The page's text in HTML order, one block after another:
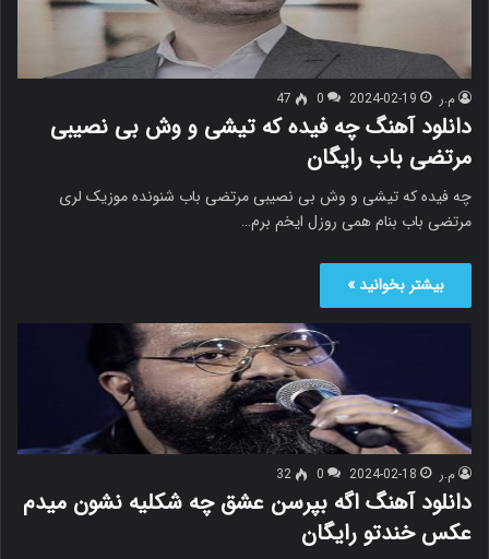
م.ر 2024-02-19
0
47
دانلود آهنگ چه فیده که تیشی و وش بی نصیبی
مرتضی باب رایگان
چه فیده که تیشی و وش بی نصیبی مرتضی باب شنونده موزیک لری
مرتضی باب بنام همی روزل ایخم برم…
بیشتر بخوانید »
م.ر 2024-02-18
0
32
دانلود آهنگ اگه بپرسن عشق چه شکلیه نشون میدم
عکس خندتو رایگان